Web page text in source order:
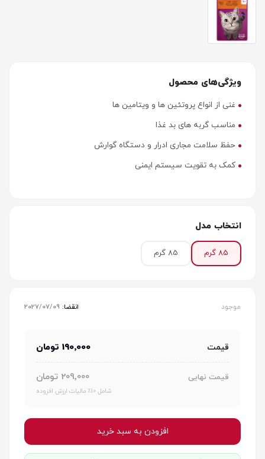
ویژگی‌های محصول
غنی از انواع پروتئین ها و ویتامین ها
مناسب گربه های بد غذا
حفظ سلامت مجاری ادرار و دستگاه گوارش
کمک به تقویت سیستم ایمنی
انتخاب مدل
85 گرم 85 گرم
موجود انقضا: 2027/07/09
قیمت 190٬000 تومان
قیمت نهایی 209٬000 تومان
شامل 10٪ مالیات ارزش افزوده
افزودن به سبد خرید